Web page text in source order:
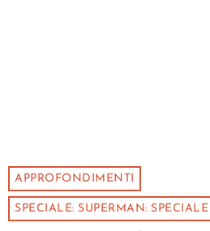
APPROFONDIMENTI
SPECIALE: SUPERMAN: